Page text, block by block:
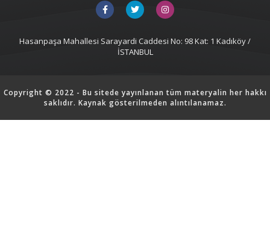
Hasanpaşa Mahallesi Sarayardi Caddesi No: 98 Kat: 1 Kadıköy /
İSTANBUL
Copyright © 2022 - Bu sitede yayınlanan tüm materyalin her hakkı
saklıdır. Kaynak gösterilmeden alıntılanamaz.